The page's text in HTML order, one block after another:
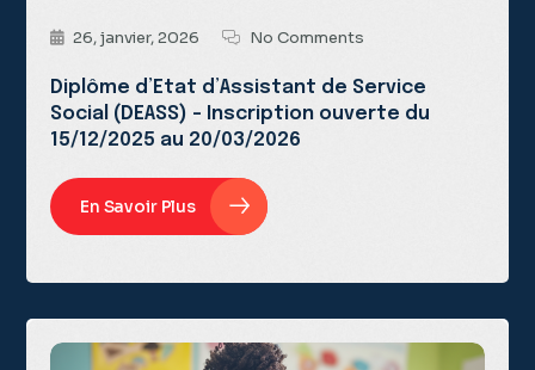
26, janvier, 2026 No Comments
Diplôme d’Etat d’Assistant de Service
Social (DEASS) – Inscription ouverte du
15/12/2025 au 20/03/2026
En Savoir Plus